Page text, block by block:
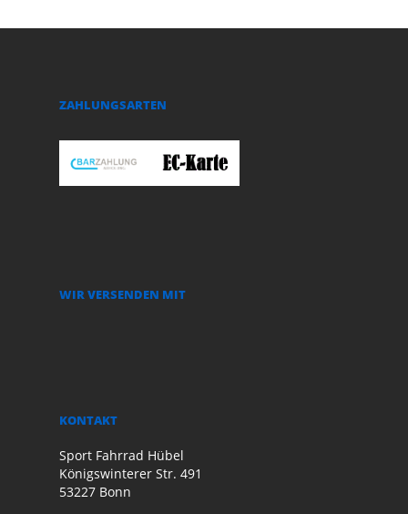
ZAHLUNGSARTEN
WIR VERSENDEN MIT
KONTAKT
Sport Fahrrad Hübel
Königswinterer Str. 491
53227 Bonn